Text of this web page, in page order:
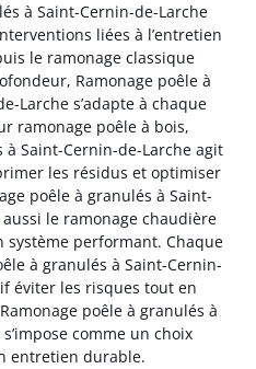
à Saint-Cernin-de-Larche
liées à l’entretien
le ramonage classique
Ramonage poêle à
Larche s’adapte à chaque
ramonage poêle à bois,
à Saint-Cernin-de-Larche agit
les résidus et optimiser
poêle à granulés à Saint-
le ramonage chaudière
performant. Chaque
à granulés à Saint-Cernin-
éviter les risques tout en
poêle à granulés à
comme un choix
entretien durable.